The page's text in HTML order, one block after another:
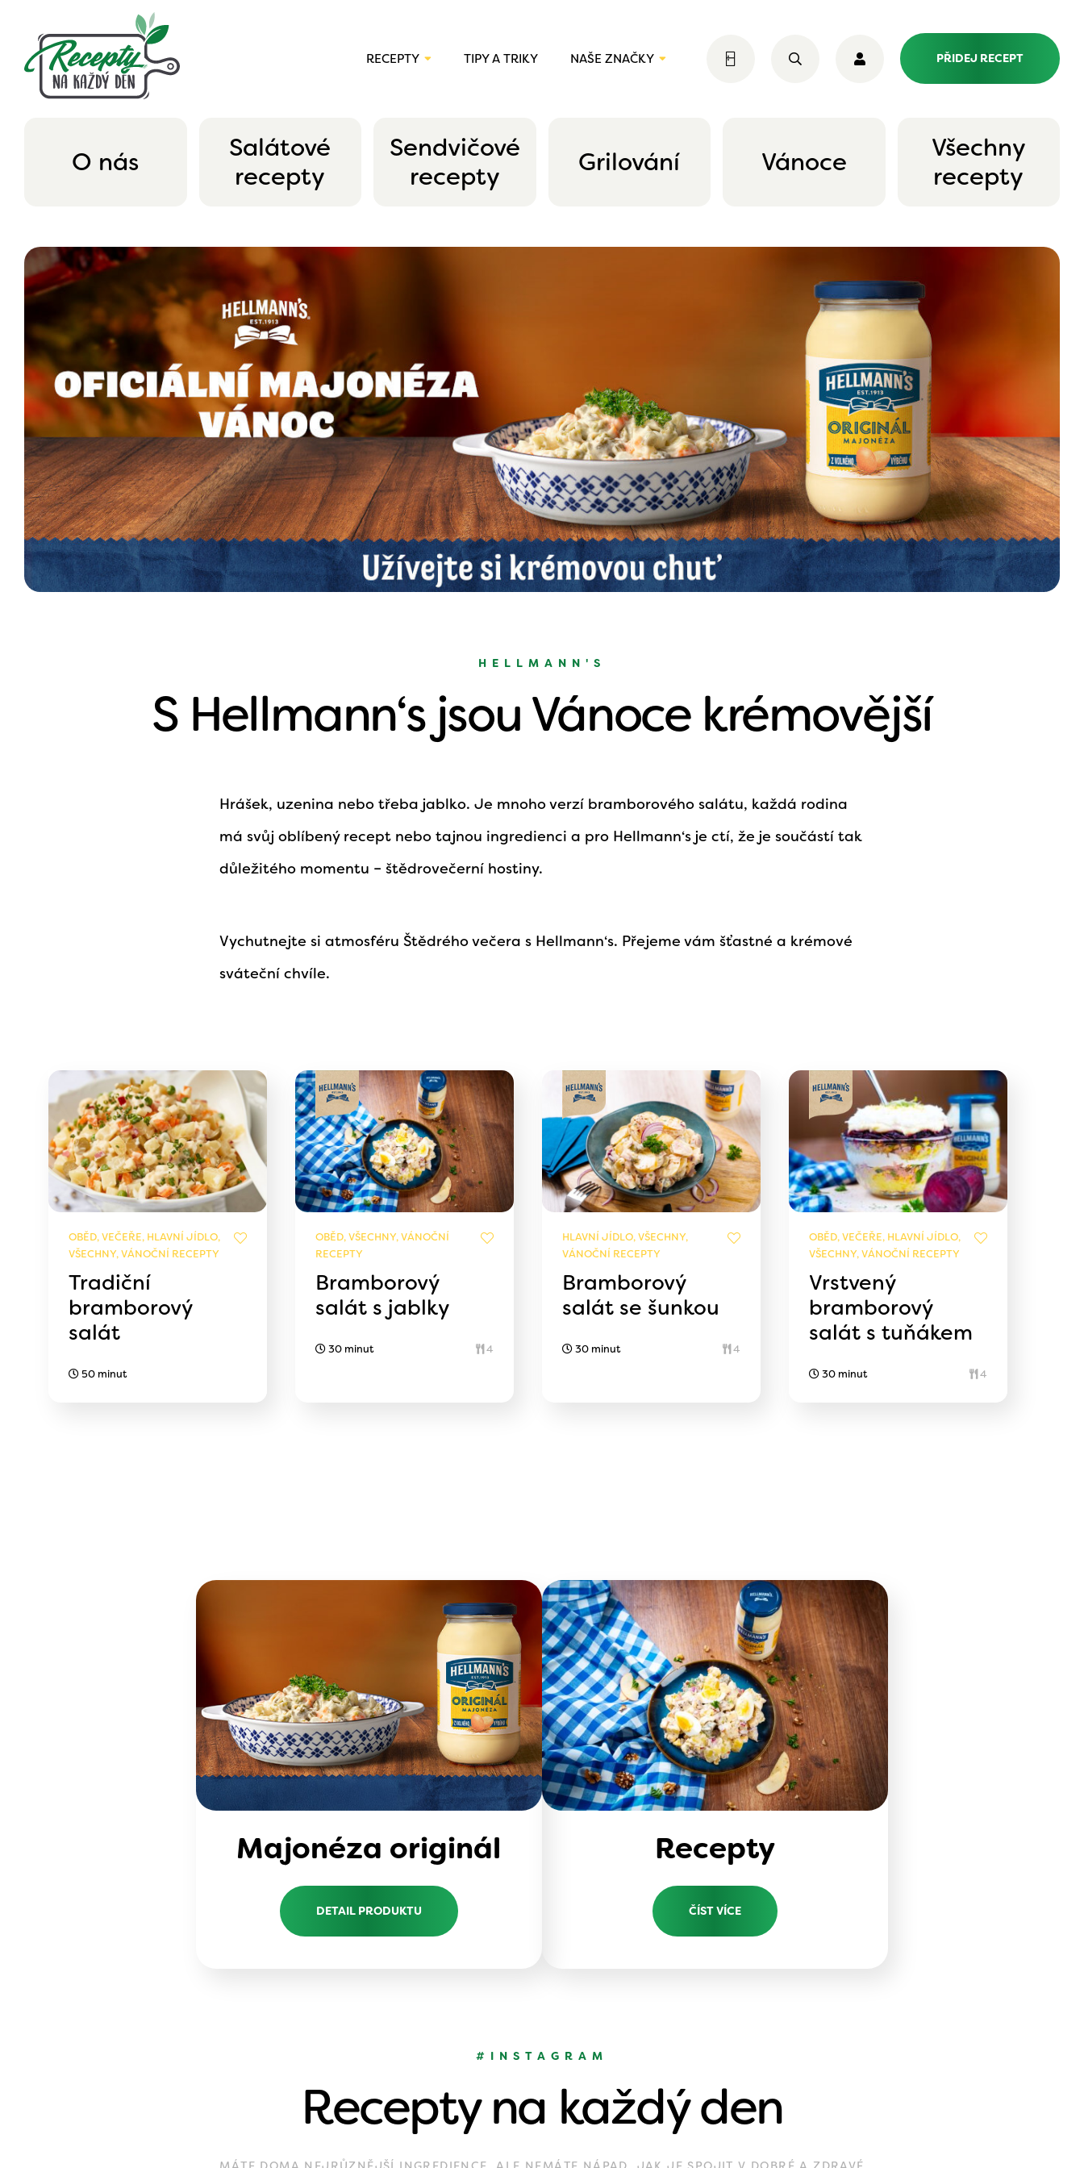
RECEPTY TIPY A TRIKY NAŠE ZNAČKY PŘIDEJ RECEPT
O nás
Salátové
recepty
Sendvičové
recepty
Grilování Vánoce
Všechny
recepty
HELLMANN'S
S Hellmann‘s jsou Vánoce krémovější
Hrášek, uzenina nebo třeba jablko. Je mnoho verzí bramborového salátu, každá rodina
má svůj oblíbený recept nebo tajnou ingredienci a pro Hellmann‘s je ctí, že je součástí tak
důležitého momentu – štědrovečerní hostiny.
Vychutnejte si atmosféru Štědrého večera s Hellmann‘s. Přejeme vám šťastné a krémové
sváteční chvíle.
OBĚD, VEČEŘE, HLAVNÍ JÍDLO,
VŠECHNY, VÁNOČNÍ RECEPTY
Tradiční
bramborový
salát
50 minut
OBĚD, VŠECHNY, VÁNOČNÍ
RECEPTY
Bramborový
salát s jablky
30 minut 4
HLAVNÍ JÍDLO, VŠECHNY,
VÁNOČNÍ RECEPTY
Bramborový
salát se šunkou
30 minut 4
OBĚD, VEČEŘE, HLAVNÍ JÍDLO,
VŠECHNY, VÁNOČNÍ RECEPTY
Vrstvený
bramborový
salát s tuňákem
30 minut 4
Majonéza originál
DETAIL PRODUKTU
Recepty
ČÍST VÍCE
#INSTAGRAM
Recepty na každý den